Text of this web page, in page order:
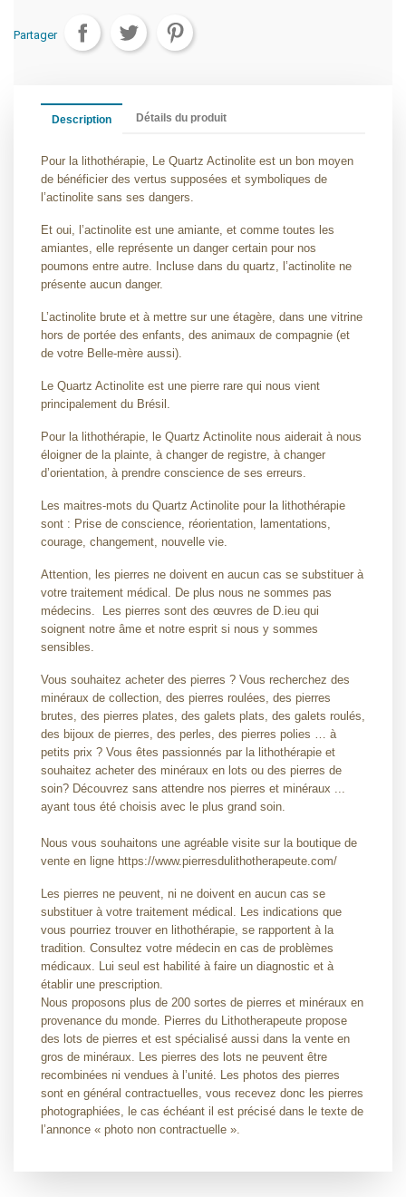
Partager
Description Détails du produit
Pour la lithothérapie, Le Quartz Actinolite est un bon moyen
de bénéficier des vertus supposées et symboliques de
l’actinolite sans ses dangers.
Et oui, l’actinolite est une amiante, et comme toutes les
amiantes, elle représente un danger certain pour nos
poumons entre autre. Incluse dans du quartz, l’actinolite ne
présente aucun danger.
L’actinolite brute et à mettre sur une étagère, dans une vitrine
hors de portée des enfants, des animaux de compagnie (et
de votre Belle-mère aussi).
Le Quartz Actinolite est une pierre rare qui nous vient
principalement du Brésil.
Pour la lithothérapie, le Quartz Actinolite nous aiderait à nous
éloigner de la plainte, à changer de registre, à changer
d’orientation, à prendre conscience de ses erreurs.
Les maitres-mots du Quartz Actinolite pour la lithothérapie
sont : Prise de conscience, réorientation, lamentations,
courage, changement, nouvelle vie.
Attention, les pierres ne doivent en aucun cas se substituer à
votre traitement médical. De plus nous ne sommes pas
médecins. Les pierres sont des œuvres de D.ieu qui
soignent notre âme et notre esprit si nous y sommes
sensibles.
Vous souhaitez acheter des pierres ? Vous recherchez des
minéraux de collection, des pierres roulées, des pierres
brutes, des pierres plates, des galets plats, des galets roulés,
des bijoux de pierres, des perles, des pierres polies … à
petits prix ? Vous êtes passionnés par la lithothérapie et
souhaitez acheter des minéraux en lots ou des pierres de
soin? Découvrez sans attendre nos pierres et minéraux ...
ayant tous été choisis avec le plus grand soin.
Nous vous souhaitons une agréable visite sur la boutique de
vente en ligne https://www.pierresdulithotherapeute.com/
Les pierres ne peuvent, ni ne doivent en aucun cas se
substituer à votre traitement médical. Les indications que
vous pourriez trouver en lithothérapie, se rapportent à la
tradition. Consultez votre médecin en cas de problèmes
médicaux. Lui seul est habilité à faire un diagnostic et à
établir une prescription.
Nous proposons plus de 200 sortes de pierres et minéraux en
provenance du monde. Pierres du Lithotherapeute propose
des lots de pierres et est spécialisé aussi dans la vente en
gros de minéraux. Les pierres des lots ne peuvent être
recombinées ni vendues à l’unité. Les photos des pierres
sont en général contractuelles, vous recevez donc les pierres
photographiées, le cas échéant il est précisé dans le texte de
l’annonce « photo non contractuelle ».